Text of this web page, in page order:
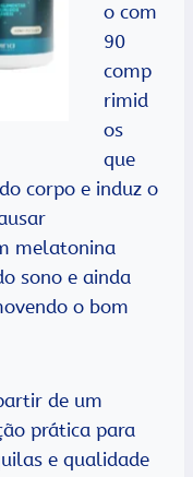
o com
90
comp
rimid
os
que
corpo e induz o
melatonina
sono e ainda
o bom
de um
prática para
e qualidade